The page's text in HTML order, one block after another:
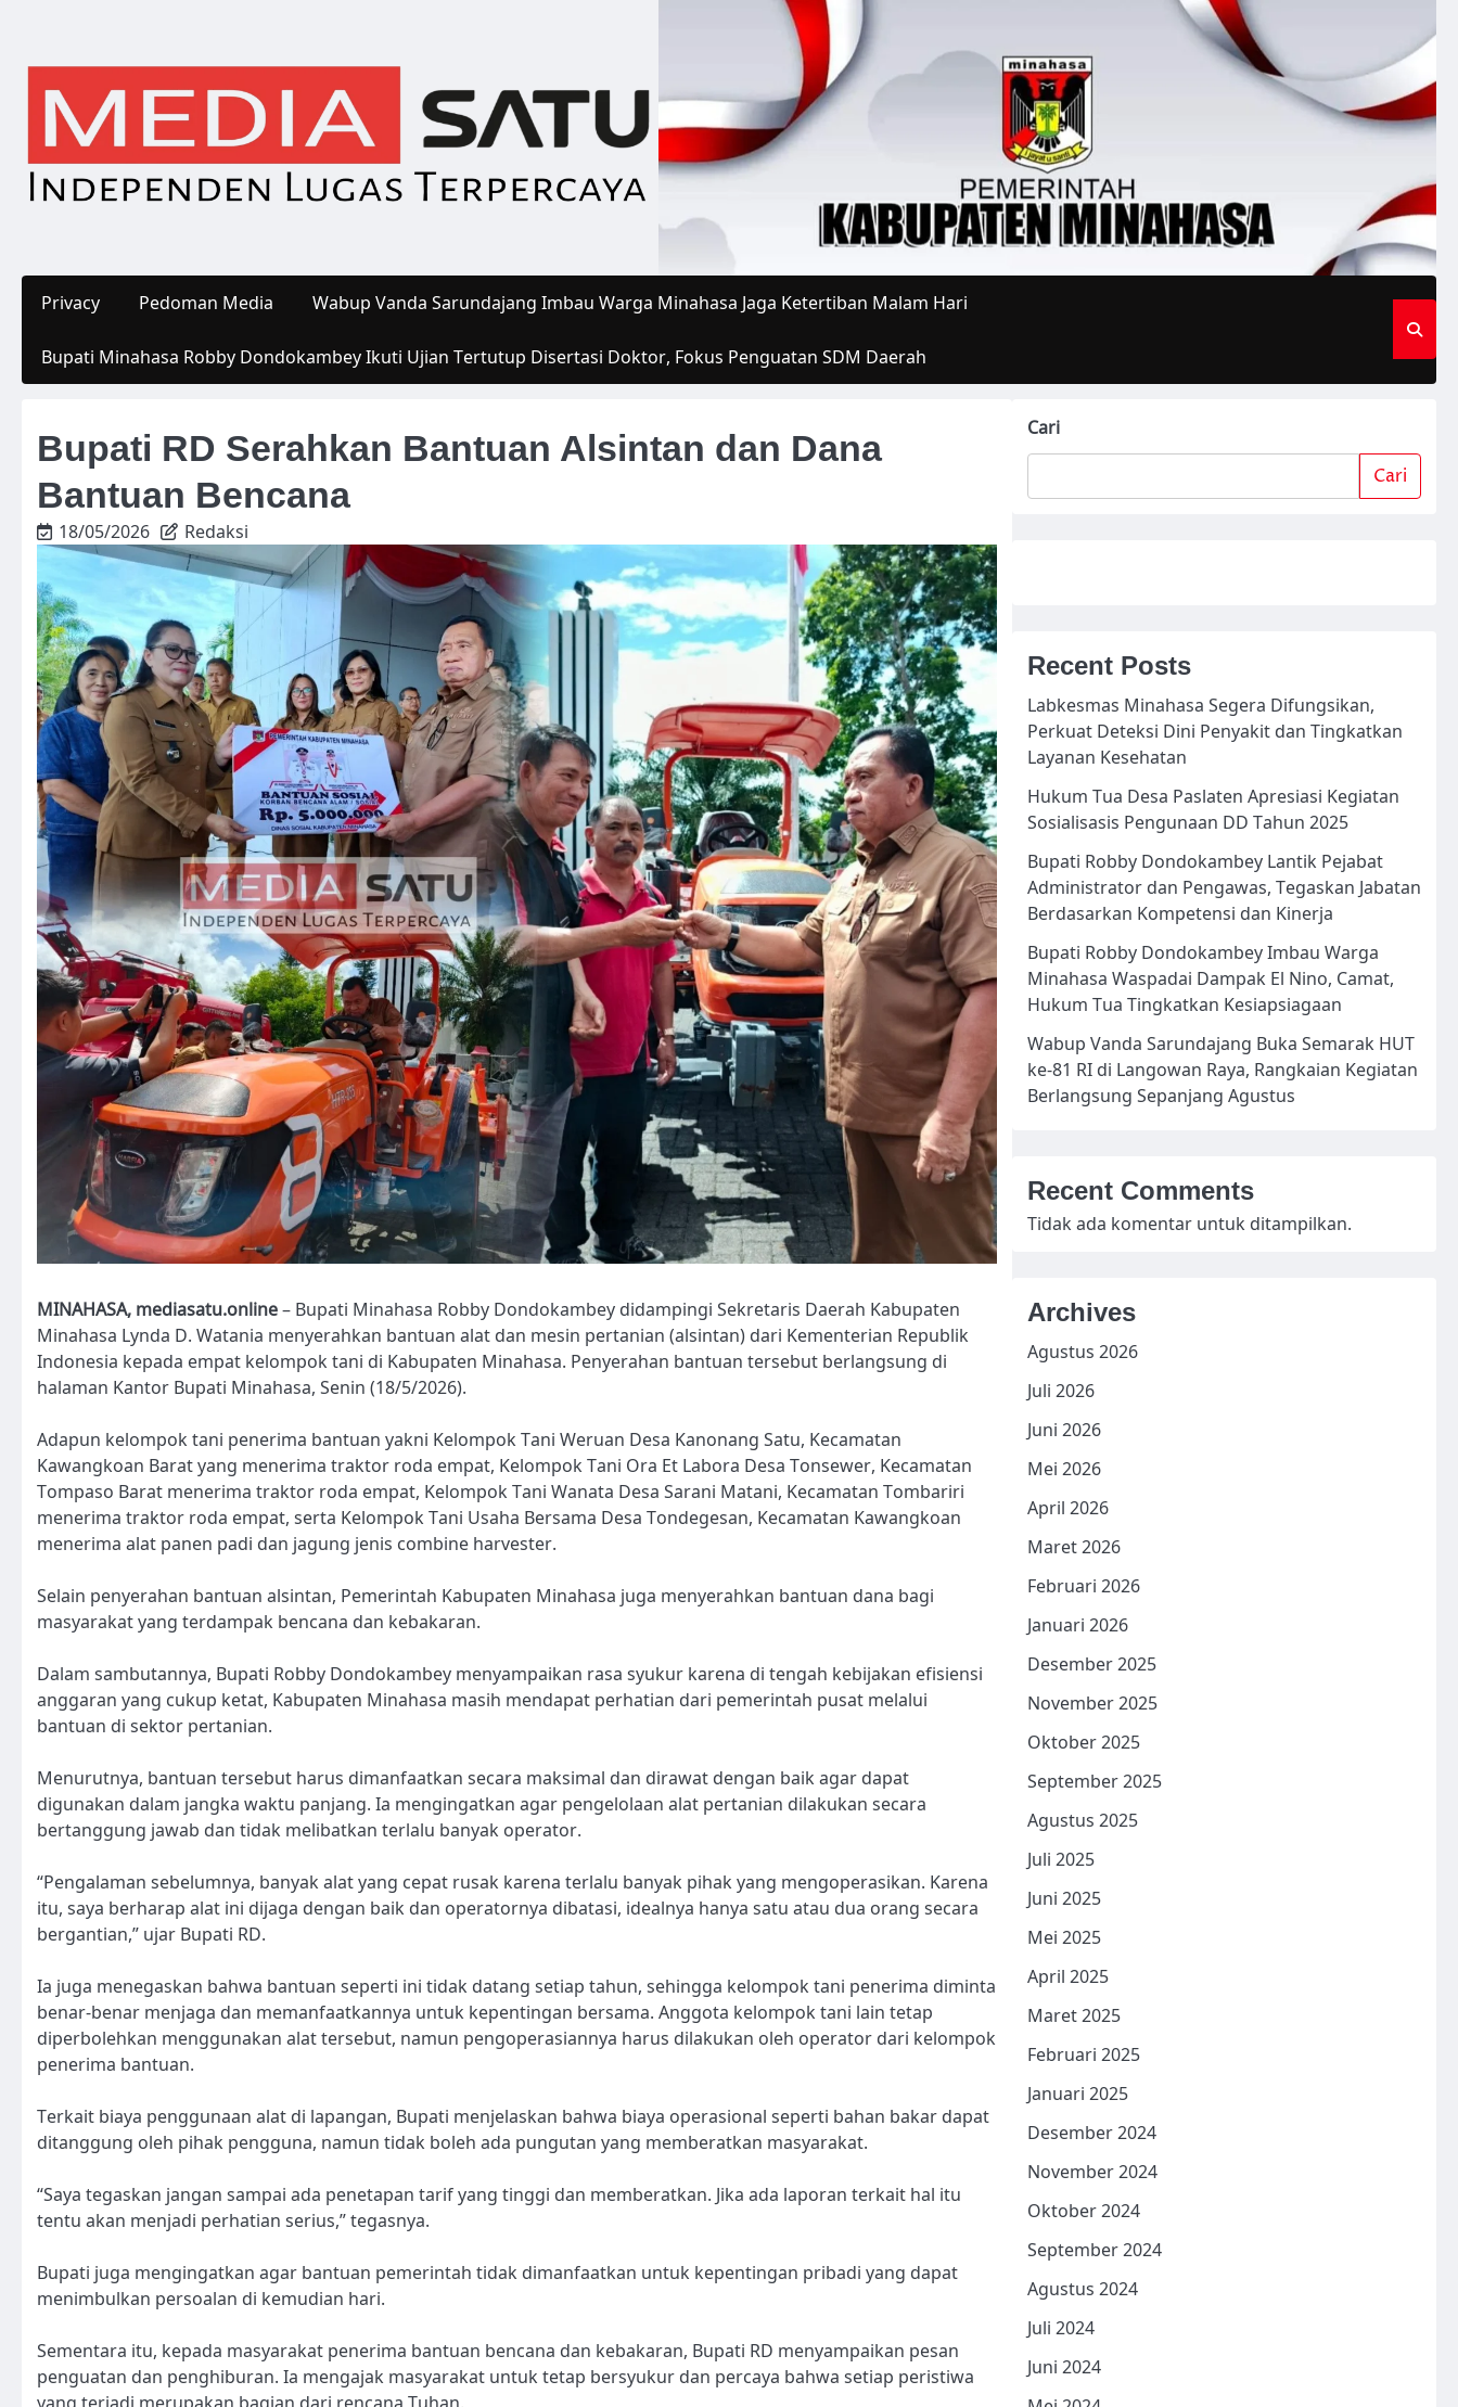
content
Privacy Pedoman Media Wabup Vanda Sarundajang Imbau Warga Minahasa Jaga Ketertiban Malam Hari
Bupati Minahasa Robby Dondokambey Ikuti Ujian Tertutup Disertasi Doktor, Fokus Penguatan SDM Daerah
Bupati RD Serahkan Bantuan Alsintan dan Dana
Bantuan Bencana
18/05/2026 Redaksi
MINAHASA, mediasatu.online– Bupati Minahasa Robby Dondokambey didampingi Sekretaris Daerah Kabupaten
Minahasa Lynda D. Watania menyerahkan bantuan alat dan mesin pertanian (alsintan) dari Kementerian Republik
Indonesia kepada empat kelompok tani di Kabupaten Minahasa. Penyerahan bantuan tersebut berlangsung di
halaman Kantor Bupati Minahasa, Senin (18/5/2026).
Adapun kelompok tani penerima bantuan yakni Kelompok Tani Weruan Desa Kanonang Satu, Kecamatan
Kawangkoan Barat yang menerima traktor roda empat, Kelompok Tani Ora Et Labora Desa Tonsewer, Kecamatan
Tompaso Barat menerima traktor roda empat, Kelompok Tani Wanata Desa Sarani Matani, Kecamatan Tombariri
menerima traktor roda empat, serta Kelompok Tani Usaha Bersama Desa Tondegesan, Kecamatan Kawangkoan
menerima alat panen padi dan jagung jenis combine harvester.
Selain penyerahan bantuan alsintan, Pemerintah Kabupaten Minahasa juga menyerahkan bantuan dana bagi
masyarakat yang terdampak bencana dan kebakaran.
Dalam sambutannya, Bupati Robby Dondokambey menyampaikan rasa syukur karena di tengah kebijakan efisiensi
anggaran yang cukup ketat, Kabupaten Minahasa masih mendapat perhatian dari pemerintah pusat melalui
bantuan di sektor pertanian.
Menurutnya, bantuan tersebut harus dimanfaatkan secara maksimal dan dirawat dengan baik agar dapat
digunakan dalam jangka waktu panjang. Ia mengingatkan agar pengelolaan alat pertanian dilakukan secara
bertanggung jawab dan tidak melibatkan terlalu banyak operator.
“Pengalaman sebelumnya, banyak alat yang cepat rusak karena terlalu banyak pihak yang mengoperasikan. Karena
itu, saya berharap alat ini dijaga dengan baik dan operatornya dibatasi, idealnya hanya satu atau dua orang secara
bergantian,” ujar Bupati RD.
Ia juga menegaskan bahwa bantuan seperti ini tidak datang setiap tahun, sehingga kelompok tani penerima diminta
benar-benar menjaga dan memanfaatkannya untuk kepentingan bersama. Anggota kelompok tani lain tetap
diperbolehkan menggunakan alat tersebut, namun pengoperasiannya harus dilakukan oleh operator dari kelompok
penerima bantuan.
Terkait biaya penggunaan alat di lapangan, Bupati menjelaskan bahwa biaya operasional seperti bahan bakar dapat
ditanggung oleh pihak pengguna, namun tidak boleh ada pungutan yang memberatkan masyarakat.
“Saya tegaskan jangan sampai ada penetapan tarif yang tinggi dan memberatkan. Jika ada laporan terkait hal itu
tentu akan menjadi perhatian serius,” tegasnya.
Bupati juga mengingatkan agar bantuan pemerintah tidak dimanfaatkan untuk kepentingan pribadi yang dapat
menimbulkan persoalan di kemudian hari.
Sementara itu, kepada masyarakat penerima bantuan bencana dan kebakaran, Bupati RD menyampaikan pesan
penguatan dan penghiburan. Ia mengajak masyarakat untuk tetap bersyukur dan percaya bahwa setiap peristiwa
Cari
Cari
Recent Posts
Labkesmas Minahasa Segera Difungsikan,
Perkuat Deteksi Dini Penyakit dan Tingkatkan
Layanan Kesehatan
Hukum Tua Desa Paslaten Apresiasi Kegiatan
Sosialisasis Pengunaan DD Tahun 2025
Bupati Robby Dondokambey Lantik Pejabat
Administrator dan Pengawas, Tegaskan Jabatan
Berdasarkan Kompetensi dan Kinerja
Bupati Robby Dondokambey Imbau Warga
Minahasa Waspadai Dampak El Nino, Camat,
Hukum Tua Tingkatkan Kesiapsiagaan
Wabup Vanda Sarundajang Buka Semarak HUT
ke-81 RI di Langowan Raya, Rangkaian Kegiatan
Berlangsung Sepanjang Agustus
Recent Comments
Tidak ada komentar untuk ditampilkan.
Archives
Agustus 2026
Juli 2026
Juni 2026
Mei 2026
April 2026
Maret 2026
Februari 2026
Januari 2026
Desember 2025
November 2025
Oktober 2025
September 2025
Agustus 2025
Juli 2025
Juni 2025
Mei 2025
April 2025
Maret 2025
Februari 2025
Januari 2025
Desember 2024
November 2024
Oktober 2024
September 2024
Agustus 2024
Juli 2024
Juni 2024